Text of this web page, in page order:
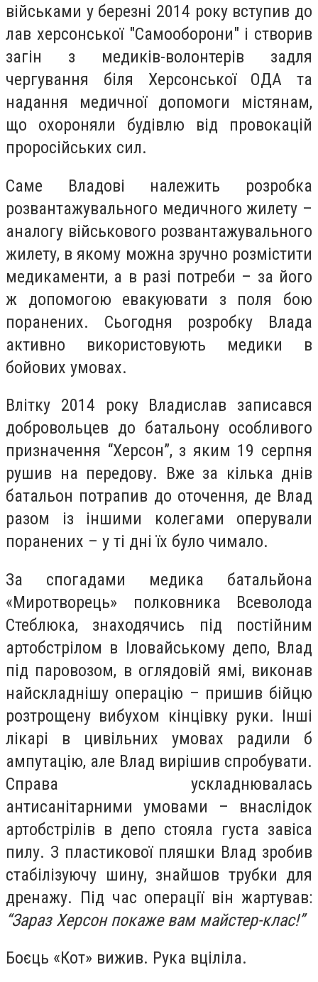
військами у березні 2014 року вступив до
лав херсонської "Самооборони" і створив
загін з медиків-волонтерів задля
чергування біля Херсонської ОДА та
надання медичної допомоги містянам,
що охороняли будівлю від провокацій
проросійських сил.
Саме Владові належить розробка
розвантажувального медичного жилету –
аналогу військового розвантажувального
жилету, в якому можна зручно розмістити
медикаменти, а в разі потреби – за його
ж допомогою евакуювати з поля бою
поранених. Сьогодня розробку Влада
активно використовують медики в
бойових умовах.
Влітку 2014 року Владислав записався
добровольцев до батальону особливого
призначення “Херсон”, з яким 19 серпня
рушив на передову. Вже за кілька днів
батальон потрапив до оточення, де Влад
разом із іншими колегами оперували
поранених – у ті дні їх було чимало.
За спогадами медика батальйона
«Миротворець» полковника Всеволода
Стеблюка, знаходячись під постійним
артобстрілом в Іловайському депо, Влад
під паровозом, в оглядовій ямі, виконав
найскладнішу операцію – пришив бійцю
розтрощену вибухом кінцівку руки. Інші
лікарі в цивільних умовах радили б
ампутацію, але Влад вирішив спробувати.
Справа ускладнювалась
антисанітарними умовами – внаслідок
артобстрілів в депо стояла густа завіса
пилу. З пластикової пляшки Влад зробив
стабілізуючу шину, знайшов трубки для
дренажу. Під час операції він жартував:
“Зараз Херсон покаже вам майстер-клас!”
Боєць «Кот» вижив. Рука вціліла.